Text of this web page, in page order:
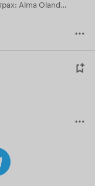
Olander Dam)